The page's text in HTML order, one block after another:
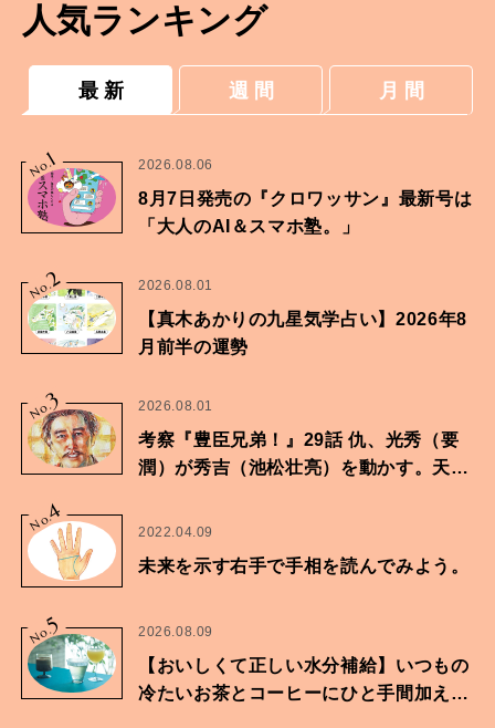
人気ランキング
最 新 週 間 月 間
No.
1 2026.08.06
8月7日発売の『クロワッサン』最新号は
「大人のAI＆スマホ塾。」
No.2 2026.08.01
【真木あかりの九星気学占い】2026年8
月前半の運勢
No.3 2026.08.01
考察『豊臣兄弟！』29話 仇、光秀（要
潤）が秀吉（池松壮亮）を動かす。天下
No.
4
2022.04.09
未来を示す右手で手相を読んでみよう。
No.5 2026.08.09
【おいしくて正しい水分補給】いつもの
冷たいお茶とコーヒーにひと手間加えて